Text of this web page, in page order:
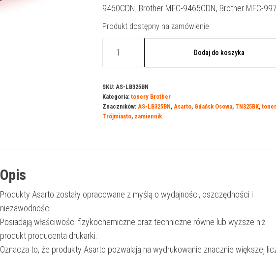
9460CDN, Brother MFC-9465CDN, Brother MFC-
Produkt dostępny na zamówienie
Toner
do
Brother
325BN
|
Dodaj do koszyka
SKU: AS-LB325BN
Kategoria: tonery Brother
Znaczników: AS-LB325BN, Asarto, Gdańsk Osowa, TN325BK, toner
Trójmiasto, zamiennik
Opis
Produkty Asarto zostały opracowane z myślą o wydajności, oszczędności i
niezawodności.
Posiadają właściwości fizykochemiczne oraz techniczne równe lub wyższe niż
produkt producenta drukarki.
Oznacza to, że produkty Asarto pozwalają na wydrukowanie znacznie większej